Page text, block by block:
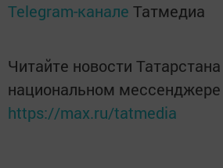
Telegram-канале Татмедиа
Читайте новости
национальном
https://max.ru/tatmedia